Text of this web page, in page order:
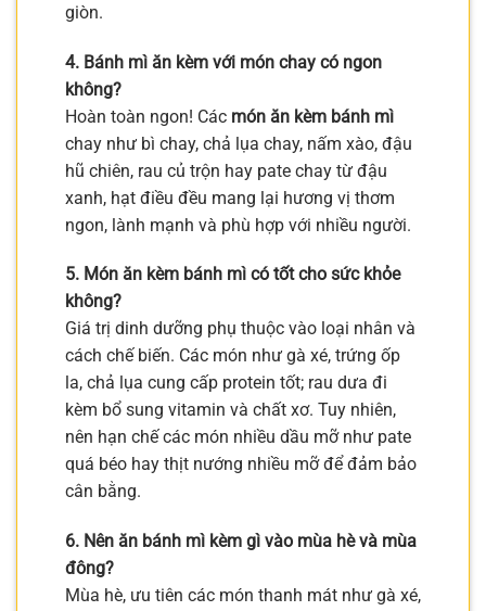
giòn.
4. Bánh mì ăn kèm với món chay có ngon
không?
Hoàn toàn ngon! Các món ăn kèm bánh mì
chay như bì chay, chả lụa chay, nấm xào, đậu
hũ chiên, rau củ trộn hay pate chay từ đậu
xanh, hạt điều đều mang lại hương vị thơm
ngon, lành mạnh và phù hợp với nhiều người.
5. Món ăn kèm bánh mì có tốt cho sức khỏe
không?
Giá trị dinh dưỡng phụ thuộc vào loại nhân và
cách chế biến. Các món như gà xé, trứng ốp
la, chả lụa cung cấp protein tốt; rau dưa đi
kèm bổ sung vitamin và chất xơ. Tuy nhiên,
nên hạn chế các món nhiều dầu mỡ như pate
quá béo hay thịt nướng nhiều mỡ để đảm bảo
cân bằng.
6. Nên ăn bánh mì kèm gì vào mùa hè và mùa
đông?
Mùa hè, ưu tiên các món thanh mát như gà xé,